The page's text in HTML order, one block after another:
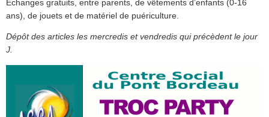
Échanges gratuits, entre parents, de vêtements d’enfants (0-16
ans), de jouets et de matériel de puériculture.
Dépôt des articles les mercredis et vendredis qui précèdent le jour
J.